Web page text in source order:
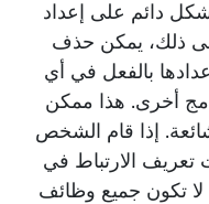
دائم على إعداد
ذلك، يمكن حذف
بالفعل في أي
أخرى. هذا ممكن
إذا قام الشخص
تعريف الارتباط في
لا تكون جميع وظائف